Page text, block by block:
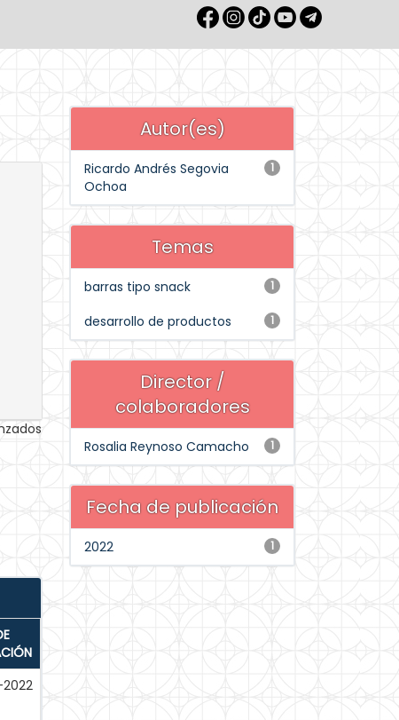
Autor(es)
1
Ricardo Andrés Segovia
Ochoa
Temas
1
barras tipo snack
1
desarrollo de productos
Director /
colaboradores
1
Rosalia Reynoso Camacho
Fecha de publicación
1
2022